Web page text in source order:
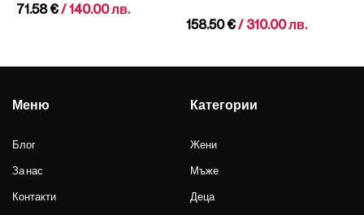
71.58€/ 140.00 лв.
158.50€/ 310.00 лв.
Меню
Блог
За нас
Контакти
Категории
Жени
Мъже
Деца